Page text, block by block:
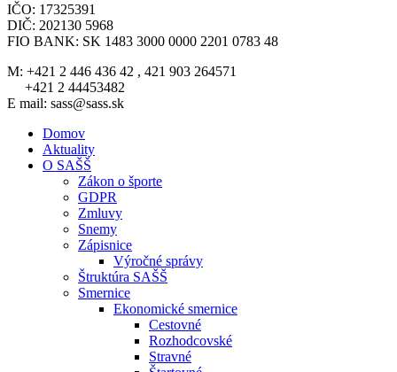
IČO: 17325391
DIČ: 202130 5968
FIO BANK: SK 1483 3000 0000 2201 0783 48
M: +421 2 446 436 42 , 421 903 264571
+421 2 44453482
E mail: sass@sass.sk
Domov
Aktuality
O SAŠŠ
Zákon o športe
GDPR
Zmluvy
Snemy
Zápisnice
Výročné správy
Štruktúra SAŠŠ
Smernice
Ekonomické smernice
Cestovné
Rozhodcovské
Stravné